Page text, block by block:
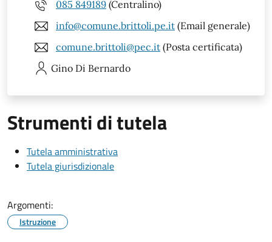
085 849189 (Centralino)
info@comune.brittoli.pe.it (Email generale)
comune.brittoli@pec.it (Posta certificata)
Gino Di Bernardo
Strumenti di tutela
Tutela amministrativa
Tutela giurisdizionale
Argomenti:
Istruzione